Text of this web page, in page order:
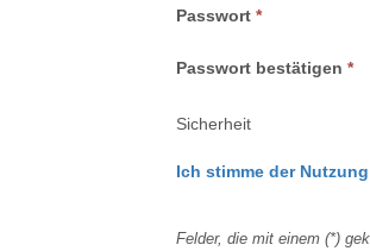
Passwort
Passwort bestätigen
Sicherheit
Ich stimme der
Felder, die mit einem (*)